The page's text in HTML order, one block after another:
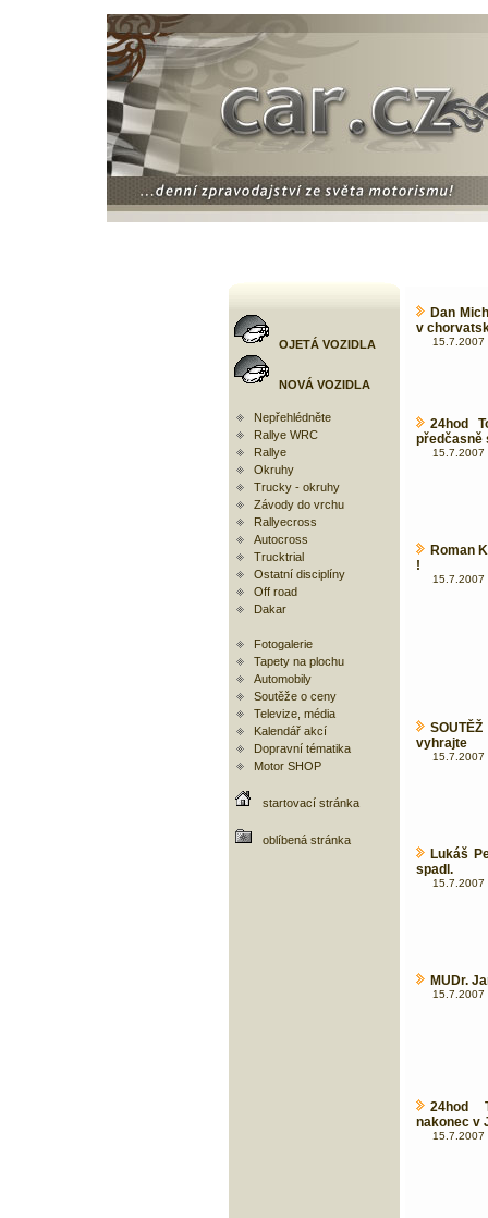
OJETÁ VOZIDLA
NOVÁ VOZIDLA
Nepřehlédněte
Rallye WRC
Rallye
Okruhy
Trucky - okruhy
Závody do vrchu
Rallyecross
Autocross
Trucktrial
Ostatní disciplíny
Off road
Dakar
Fotogalerie
Tapety na plochu
Automobily
Soutěže o ceny
Televize, média
Kalendář akcí
Dopravní tématika
Motor SHOP
startovací stránka
oblíbená stránka
Dan
v
15.7.2007
24hod
předčasně
15.7.2007
Roman
!
15.7.2007
vyhrajte
15.7.2007
Lukáš
spadl.
15.7.2007
MUDr.
15.7.2007
24hod
nakonec v
15.7.2007